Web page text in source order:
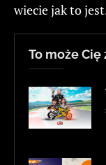
wiecie jak to
To może